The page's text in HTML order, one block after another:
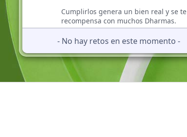
Cumplirlos genera un bien real y se te
recompensa con muchos Dharmas.
- No hay retos en este momento -